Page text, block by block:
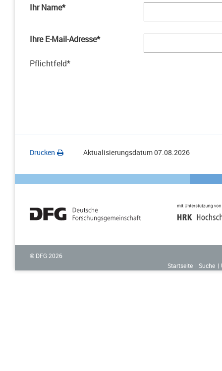
Ihr Name*
Ihre E-Mail-Adresse*
Pflichtfeld*
Drucken Aktualisierungsdatum07.08.2026
© DFG 2026
Startseite
Suche